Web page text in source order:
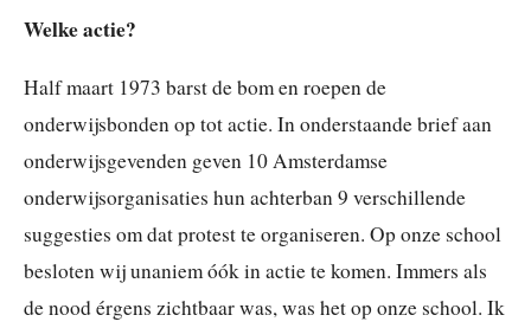
Welke actie?
Half maart 1973 barst de bom en roepen de
onderwijsbonden op tot actie. In onderstaande brief aan
onderwijsgevenden geven 10 Amsterdamse
onderwijsorganisaties hun achterban 9 verschillende
suggesties om dat protest te organiseren. Op onze school
besloten wij unaniem óók in actie te komen. Immers als
de nood érgens zichtbaar was, was het op onze school. Ik